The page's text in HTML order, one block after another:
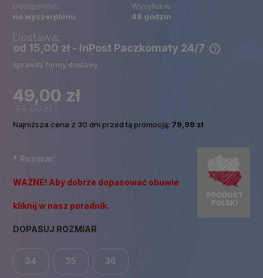
Dostępność:
na wyczerpaniu
Wysyłka w:
48 godzin
Dostawa:
od 15,00 zł - InPost Paczkomaty 24/7
sprawdź formy dostawy
49,00 zł
99,00 zł
Najniższa cena z 30 dni przed tą promocją: 79,99 zł
* Rozmiar:
WAŻNE! Aby dobrze dopasować obuwie
kliknij w nasz poradnik.
DOPASUJ ROZMIAR
34 35 36